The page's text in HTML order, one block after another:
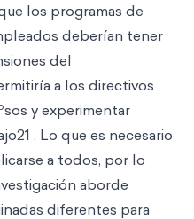
los programas de
deberían tener
del
a los directivos
sos y experimentar
. Lo que es necesario
a todos, por lo
aborde
diferentes para